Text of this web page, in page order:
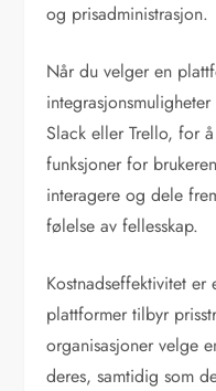
og prisadministrasjon.
Når du velger en
Slack eller Trello, for
funksjoner for
interagere og dele
følelse av fellesskap.
Kostnadseffektivitet
plattformer tilbyr
organisasjoner velge
deres, samtidig som